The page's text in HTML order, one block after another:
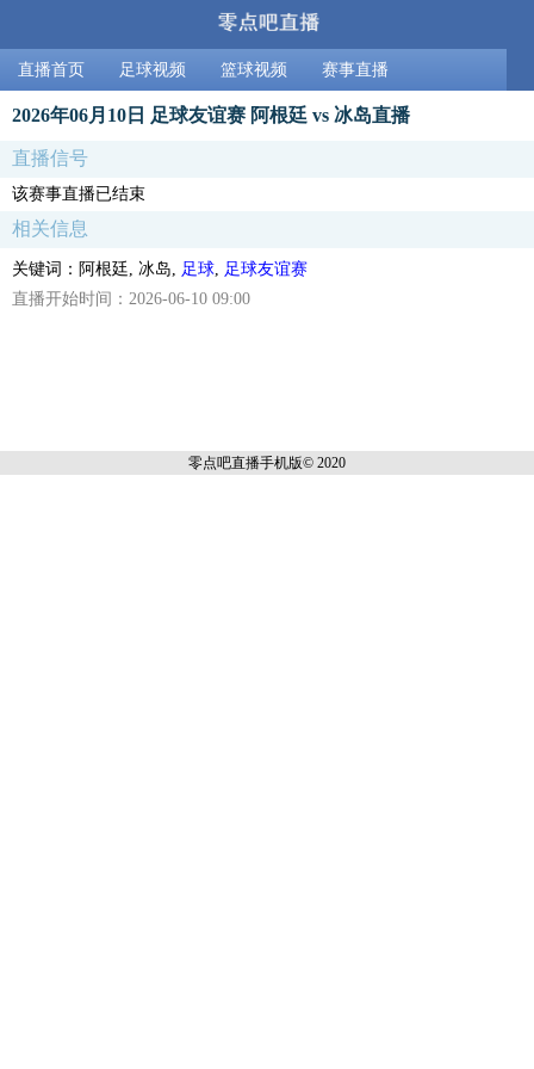
直播首页 足球视频 篮球视频 赛事直播
2026年06月10日 足球友谊赛 阿根廷 vs 冰岛直播
直播信号
该赛事直播已结束
相关信息
关键词：阿根廷, 冰岛, 足球
足球友谊赛
直播开始时间：2026-06-10 09:00
零点吧直播手机版© 2020